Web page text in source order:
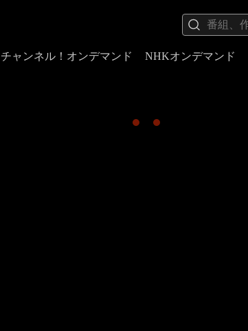
チャンネル！オンデマンド NHKオンデマンド